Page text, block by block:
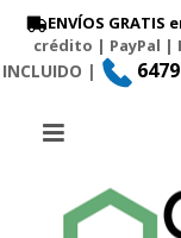
ENVÍOS
crédito | PayPal |
INCLUIDO |
Menú